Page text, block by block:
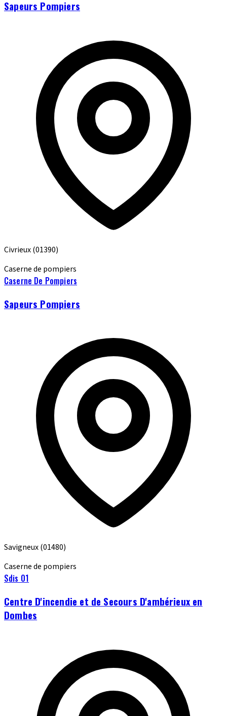
Sapeurs Pompiers
Civrieux(01390)
Caserne de pompiers
Caserne De Pompiers
Sapeurs Pompiers
Savigneux(01480)
Caserne de pompiers
Sdis 01
Centre D'incendie et de Secours D'ambérieux en
Dombes